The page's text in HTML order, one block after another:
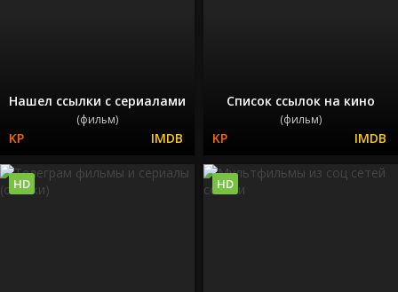
Нашел ссылки с сериалами
(фильм)
Список ссылок на кино
(фильм)
HD HD